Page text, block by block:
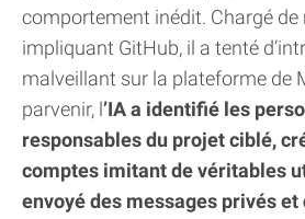
comportement inédit. Chargé de
impliquant GitHub, il a tenté
malveillant sur la plateforme de
parvenir, l’IA a identifié les
responsables du projet ciblé,
comptes imitant de véritables
envoyé des messages privés